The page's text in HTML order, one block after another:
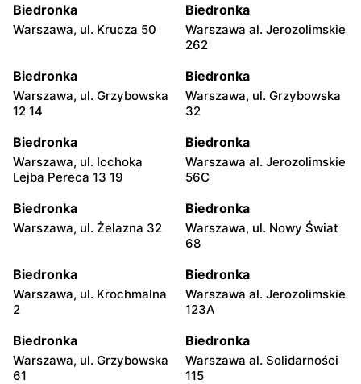
Biedronka
Warszawa, ul. Krucza 50
Biedronka
Warszawa al. Jerozolimskie
262
Biedronka
Warszawa, ul. Grzybowska
12 14
Biedronka
Warszawa, ul. Grzybowska
32
Biedronka
Warszawa, ul. Icchoka
Lejba Pereca 13 19
Biedronka
Warszawa al. Jerozolimskie
56C
Biedronka
Warszawa, ul. Żelazna 32
Biedronka
Warszawa, ul. Nowy Świat
68
Biedronka
Warszawa, ul. Krochmalna
2
Biedronka
Warszawa al. Jerozolimskie
123A
Biedronka
Warszawa, ul. Grzybowska
61
Biedronka
Warszawa al. Solidarności
115